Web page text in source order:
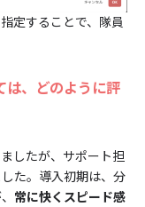
定することで、隊員
は、どのように評
したが、サポート担
た。導入初期は、分
常に快くスピード感